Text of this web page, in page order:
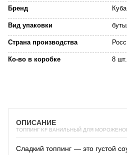
Бренд
Вид упаковки
Страна производства
Ко-во в коробке 8 шт.
ОПИСАНИЕ
ТОППИНГ KF ВАНИЛЬНЫЙ ДЛЯ
Сладкий топпинг — это густой